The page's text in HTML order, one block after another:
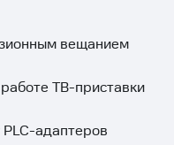
вещанием
ТВ-приставки
PLC-адаптеров